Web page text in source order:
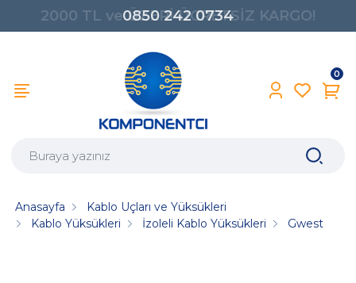
0850 242 0734
0
Anasayfa
Kablo Uçları ve Yüksükleri
Kablo Yüksükleri
İzoleli Kablo Yüksükleri Gwest